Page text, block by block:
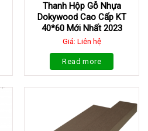
Thanh Hộp Gỗ Nhựa
Dokywood Cao Cấp KT
40*60 Mới Nhất 2023
Giá: Liên hệ
Read more